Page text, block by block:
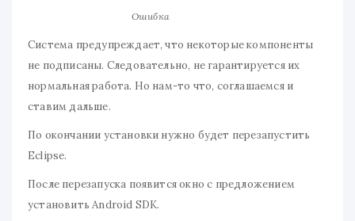
Ошибка
Система предупреждает, что некоторые компоненты
не подписаны. Следовательно, не гарантируется их
нормальная работа. Но нам-то что, соглашаемся и
ставим дальше.
По окончании установки нужно будет перезапустить
Eclipse.
После перезапуска появится окно с предложением
установить Android SDK.